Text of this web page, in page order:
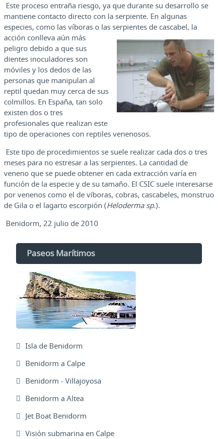
Este proceso entraña riesgo, ya que durante su desarrollo se
mantiene contacto directo con la serpiente. En algunas
especies, como las víboras o las serpientes de cascabel, la
acción conlleva aún más
peligro debido a que sus
dientes inoculadores son
móviles y los dedos de las
personas que manipulan al
reptil quedan muy cerca de sus
colmillos. En España, tan solo
existen dos o tres
profesionales que realizan este
tipo de operaciones con reptiles venenosos.
Este tipo de procedimientos se suele realizar cada dos o tres
meses para no estresar a las serpientes. La cantidad de
veneno que se puede obtener en cada extracción varía en
función de la especie y de su tamaño. El CSIC suele interesarse
por venenos como el de víboras, cobras, cascabeles, monstruo
de Gila o el lagarto escorpión (Heloderma sp.).
Benidorm, 22 julio de 2010
Paseos Marítimos
Isla de Benidorm
Benidorm a Calpe
Benidorm - Villajoyosa
Benidorm a Altea
Jet Boat Benidorm
Visión submarina en Calpe